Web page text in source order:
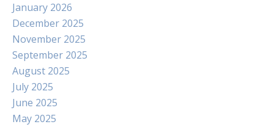
January 2026
December 2025
November 2025
September 2025
August 2025
July 2025
June 2025
May 2025